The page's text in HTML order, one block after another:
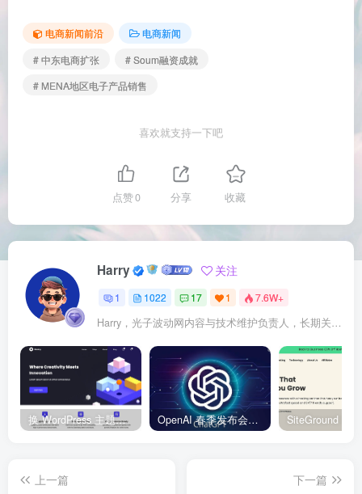
电商新闻前沿
电商新闻
# 中东电商扩张
# Soum融资成就
# MENA地区电子产品销售
喜欢就支持一下吧
点赞0 分享 收藏
Harry 关注
1 1022 17 1 7.6W+
Harry，光子波动网内容与技术维护负责人，长期关注 WordPress、Elementor、WooCommerce、网站报错修复、性能优化、SEO 内容排期与结构化数据优化。擅长把复杂的网站故障拆成可执行的排查步骤，并持续维护 361sale.com 的 WordPress 实战教程知识库。
换 WordPress 主题前先看这份清单：Kadence、Blocksy Pro 与 WoodMart 的实操配置教程 OpenAI 春季发布会：全新 GPT-4o 多模态模型发布，实时互动及免费用户升级全面开启
上一篇
下一篇